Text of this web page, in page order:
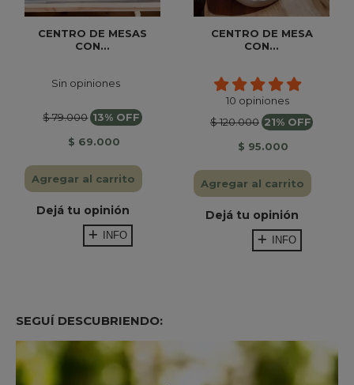
CENTRO DE MESAS
CON...
Sin opiniones
$ 79.000 13% OFF
$ 69.000
Agregar al carrito
Dejá tu opinión
INFO
CENTRO DE MESA
CON...
10 opiniones
$ 120.000 21% OFF
$ 95.000
Agregar al carrito
Dejá tu opinión
INFO
SEGUÍ DESCUBRIENDO: